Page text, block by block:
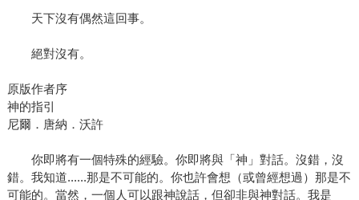
天下沒有偶然這回事。
絕對沒有。
原版作者序
神的指引
尼爾．唐納．沃許
你即將有一個特殊的經驗。你即將與「神」對話。沒錯，沒
錯。我知道......那是不可能的。你也許會想（或曾經想過）那是不
可能的。當然，一個人可以跟神說話，但卻非與神對話。我是